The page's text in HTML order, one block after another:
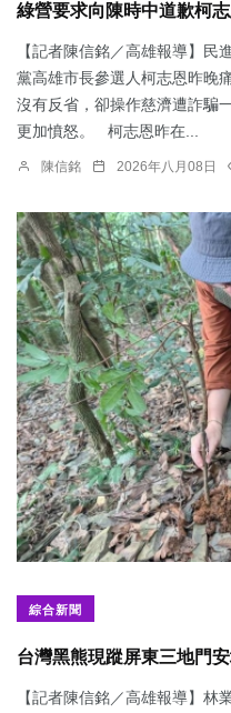
綠營要求向陳時中道歉柯
【記者陳信銘／高雄報導】民
黨高雄市長參選人柯志恩昨晚
沒有反省，卻操作慈濟遭詐騙
更加憤怒。 柯志恩昨在...
陳信銘 2026年八月08日
綜合新聞
台灣黑熊現蹤屏東三地門
【記者陳信銘／高雄報導】